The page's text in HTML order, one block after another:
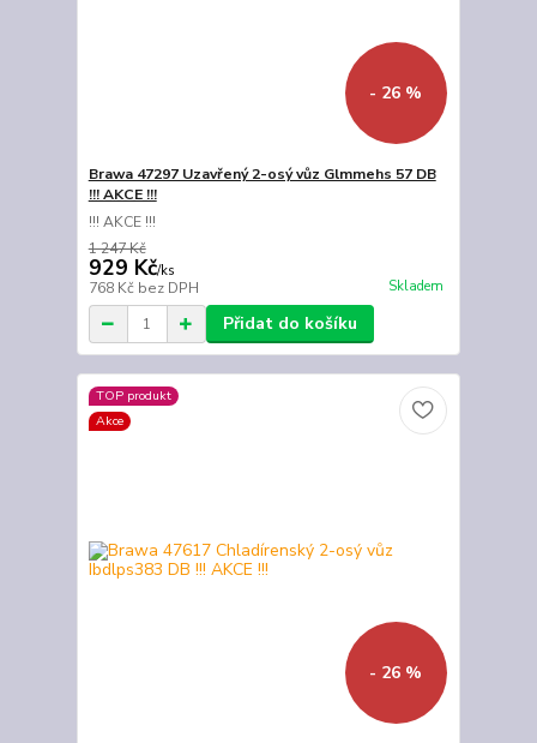
- 26 %
Brawa 47297 Uzavřený 2-osý vůz Glmmehs 57 DB
!!! AKCE !!!
!!! AKCE !!!
1 247 Kč
929 Kč/ks
768 Kč bez DPH Skladem
Přidat do košíku
TOP produkt
Akce
- 26 %